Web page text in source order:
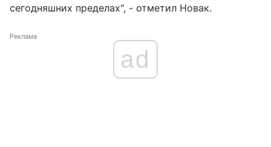
сегодняшних пределах", - отметил Новак.
Реклама
ad